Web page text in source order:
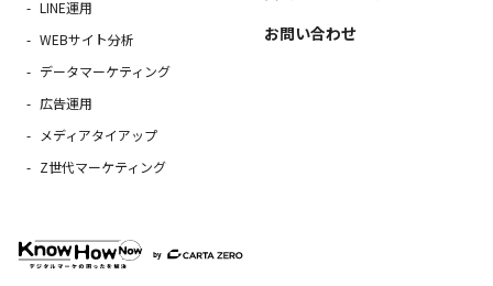
LINE運用
WEBサイト分析
データマーケティング
広告運用
メディアタイアップ
Z世代マーケティング
お問い合わせ